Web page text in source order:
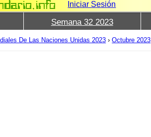
Iniciar Sesión
Semana 32 2023
De Las Naciones Unidas 2023 ›Octubre 2023